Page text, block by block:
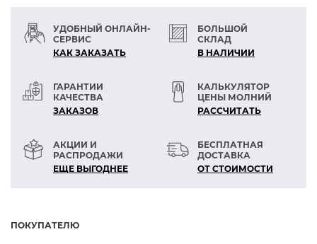
— другие цвета по карте Pantone textile,
минимум 240 бобин по 5000м
УДОБНЫЙ ОНЛАЙН-
СЕРВИС
КАК ЗАКАЗАТЬ
БОЛЬШОЙ
СКЛАД
В НАЛИЧИИ
ГАРАНТИИ
КАЧЕСТВА
ЗАКАЗОВ
КАЛЬКУЛЯТОР
ЦЕНЫ МОЛНИЙ
РАСCЧИТАТЬ
АКЦИИ И
РАСПРОДАЖИ
ЕЩЕ ВЫГОДНЕЕ
БЕСПЛАТНАЯ
ДОСТАВКА
ОТ СТОИМОСТИ
ПОКУПАТЕЛЮ